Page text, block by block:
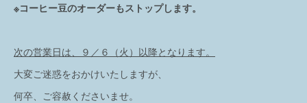
※コーヒー豆のオーダーもストップします。
次の営業日は、９／６（火）以降となります。
大変ご迷惑をおかけいたしますが、
何卒、ご容赦くださいませ。